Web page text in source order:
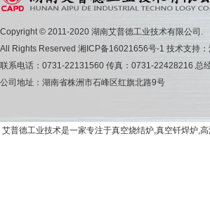
Copyright © 2011-2020 湖南艾普德工业技术有限公司.
All Rights Reserved 湘ICP备16021656号-1 技术支持
联系电话：0731-22131560 传真：0731-22428216 总
公司地址：湖南省株洲市石峰区红旗北路9号
艾普德工业技术是一家专注于真空烧结炉,真空钎焊炉,